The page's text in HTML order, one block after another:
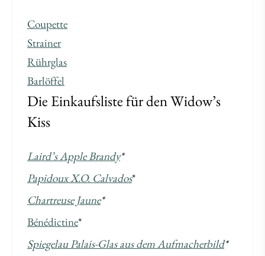
Coupette
Strainer
Rührglas
Barlöffel
Die Einkaufsliste für den Widow’s
Kiss
Laird’s Apple Brandy*
Papidoux X.O. Calvados*
Chartreuse Jaune*
Bénédictine*
Spiegelau Palais-Glas aus dem Aufmacherbild*